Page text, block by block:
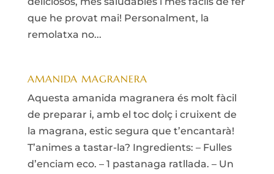
que he provat mai! Personalment, la
remolatxa no...
AMANIDA MAGRANERA
Aquesta amanida magranera és molt fàcil
de preparar i, amb el toc dolç i cruixent de
la magrana, estic segura que t’encantarà!
T’animes a tastar-la? Ingredients: – Fulles
d’enciam eco. – 1 pastanaga ratllada. – Un